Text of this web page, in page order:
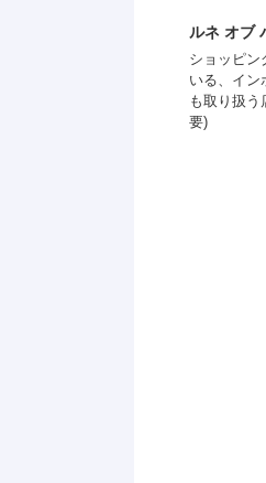
ルネ オブ
ショッピン
いる、イン
も取り扱う
要)